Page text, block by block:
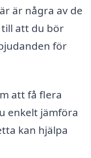
är några av de
att du bör
för
att få flera
enkelt jämföra
kan hjälpa